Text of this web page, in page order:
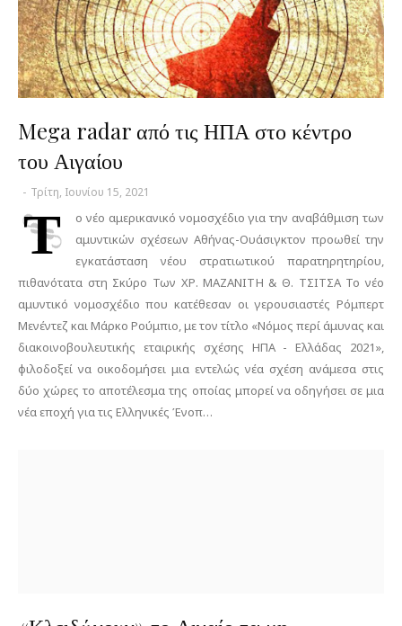
Mega radar από τις ΗΠΑ στο κέντρο
του Αιγαίου
- Τρίτη, Ιουνίου 15, 2021
Τ
ο νέο αμερικανικό νομοσχέδιο για την αναβάθμιση των
αμυντικών σχέσεων Αθήνας-Ουάσιγκτον προωθεί την
εγκατάσταση νέου στρατιωτικού παρατηρητηρίου,
πιθανότατα στη Σκύρο Των ΧΡ. ΜΑΖΑΝΙΤΗ & Θ. ΤΣΙΤΣΑ Το νέο
αμυντικό νομοσχέδιο που κατέθεσαν οι γερουσιαστές Ρόμπερτ
Μενέντεζ και Μάρκο Ρούμπιο, με τον τίτλο «Νόμος περί άμυνας και
διακοινοβουλευτικής εταιρικής σχέσης ΗΠΑ - Ελλάδας 2021»,
φιλοδοξεί να οικοδομήσει μια εντελώς νέα σχέση ανάμεσα στις
δύο χώρες το αποτέλεσμα της οποίας μπορεί να οδηγήσει σε μια
νέα εποχή για τις Ελληνικές Ένοπ…